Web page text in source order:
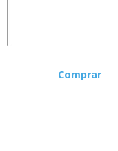
Comprar